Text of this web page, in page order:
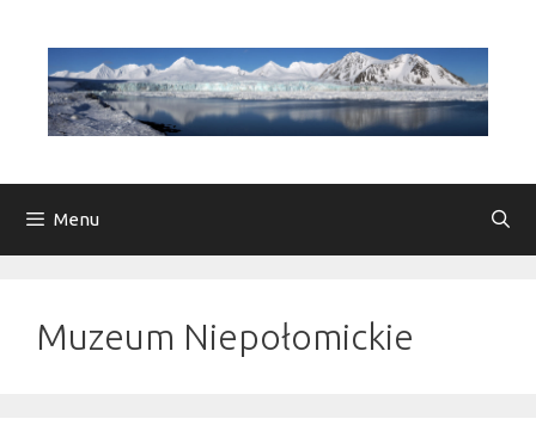
Menu
Muzeum Niepołomickie